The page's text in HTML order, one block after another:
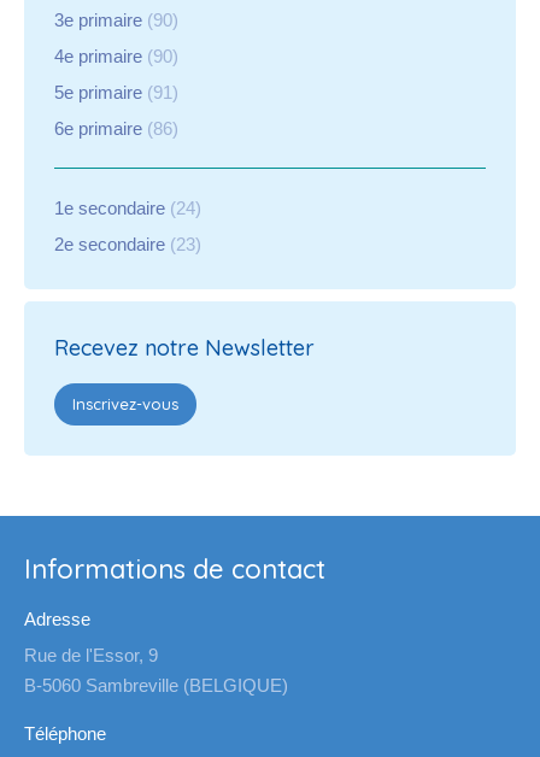
3e primaire (90)
4e primaire (90)
5e primaire (91)
6e primaire (86)
1e secondaire (24)
2e secondaire (23)
Recevez notre Newsletter
Inscrivez-vous
Informations de contact
Adresse
Rue de l'Essor, 9
B-5060 Sambreville (BELGIQUE)
Téléphone